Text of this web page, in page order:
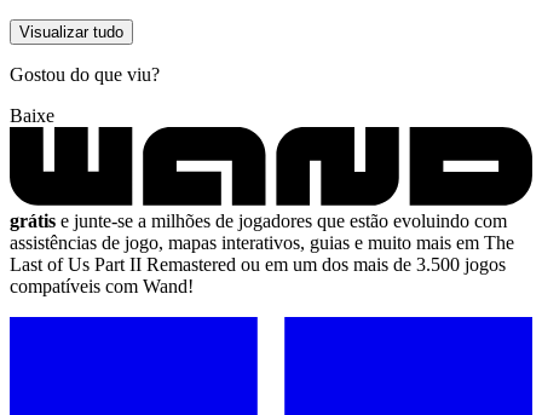
Visualizar tudo
Gostou do que viu?
Baixe
grátis e junte-se a milhões de jogadores que estão evoluindo com
assistências de jogo, mapas interativos, guias e muito mais em The
Last of Us Part II Remastered ou em um dos mais de 3.500 jogos
compatíveis com Wand!